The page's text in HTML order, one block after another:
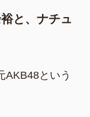
と、ナチュ
AKB48という